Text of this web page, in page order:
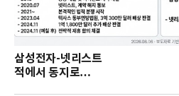
삼성전자-넷리스트
적에서 동지로…